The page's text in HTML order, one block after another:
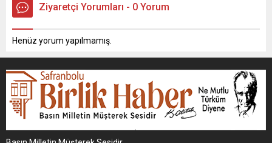
Ziyaretçi Yorumları - 0 Yorum
Henüz yorum yapılmamış.